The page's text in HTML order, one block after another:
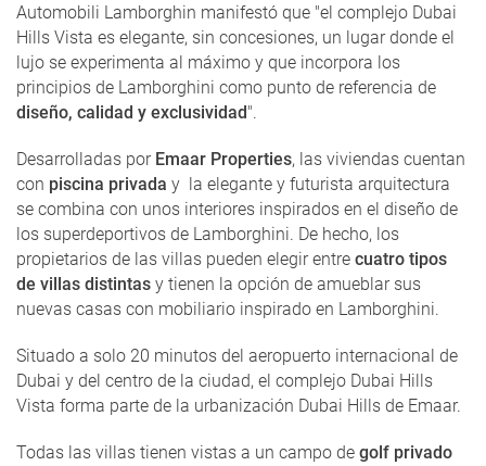
Automobili Lamborghin manifestó que "el complejo Dubai
Hills Vista es elegante, sin concesiones, un lugar donde el
lujo se experimenta al máximo y que incorpora los
principios de Lamborghini como punto de referencia de
diseño, calidad y exclusividad".
Desarrolladas por Emaar Properties, las viviendas cuentan
con piscina privada y la elegante y futurista arquitectura
se combina con unos interiores inspirados en el diseño de
los superdeportivos de Lamborghini. De hecho, los
propietarios de las villas pueden elegir entre cuatro tipos
de villas distintas y tienen la opción de amueblar sus
nuevas casas con mobiliario inspirado en Lamborghini.
Situado a solo 20 minutos del aeropuerto internacional de
Dubai y del centro de la ciudad, el complejo Dubai Hills
Vista forma parte de la urbanización Dubai Hills de Emaar.
Todas las villas tienen vistas a un campo de golf privado